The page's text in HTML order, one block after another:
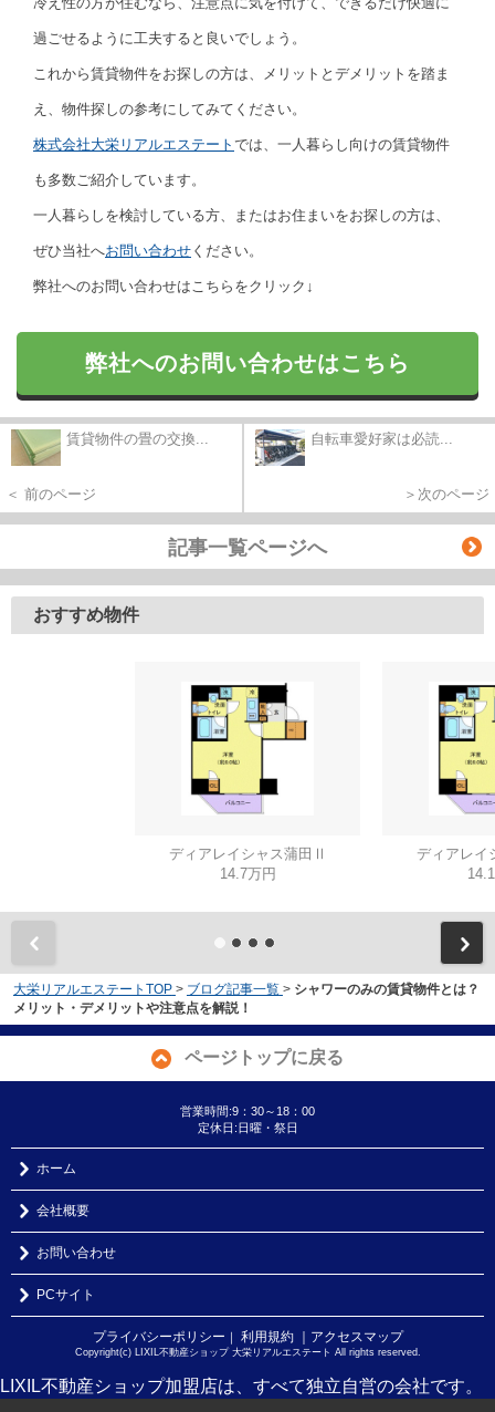
過ごせるように工夫すると良いでしょう。
これから賃貸物件をお探しの方は、メリットとデメリットを踏ま
え、物件探しの参考にしてみてください。
株式会社大栄リアルエステート では、一人暮らし向けの賃貸物件
も多数ご紹介しています。
一人暮らしを検討している方、またはお住まいをお探しの方は、
ぜひ当社へお問い合わせ ください。
弊社へのお問い合わせはこちらをクリック↓
弊社へのお問い合わせはこちら
賃貸物件の畳の交換...
＜ 前のページ
自転車愛好家は必読...
＞次のページ
記事一覧ページへ
おすすめ物件
ディアレイシャス蒲田Ⅱ
14.7万円
ディアレ
大栄リアルエステートTOP > ブログ記事一覧 > シャワーのみの賃貸物件とは？
メリット・デメリットや注意点を解説！
ページトップに戻る
営業時間:9：30～18：00
定休日:日曜・祭日
ホーム
会社概要
お問い合わせ
PCサイト
プライバシーポリシー ｜ 利用規約 ｜アクセスマップ
Copyright(c) LIXIL不動産ショップ 大栄リアルエステート All rights reserved.
LIXIL不動産ショップ加盟店は、すべて独立自営の会社です。